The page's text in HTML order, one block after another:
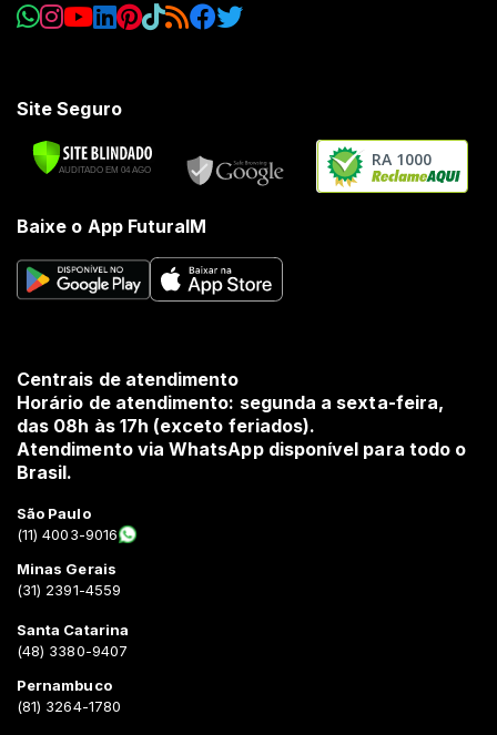
Site Seguro
RA 1000
Baixe o App FuturaIM
Centrais de atendimento
Horário de atendimento: segunda a sexta-feira,
das 08h às 17h (exceto feriados).
Atendimento via WhatsApp disponível para todo o
Brasil.
São Paulo
(11) 4003-9016
Minas Gerais
(31) 2391-4559
Santa Catarina
(48) 3380-9407
Pernambuco
(81) 3264-1780